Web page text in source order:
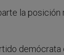
la posición
demócrata